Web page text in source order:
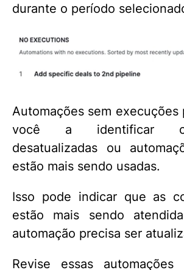
durante o período
Automações sem execuções
você a identificar
desatualizadas ou
estão mais sendo usadas.
Isso pode indicar que as
estão mais sendo
automação precisa ser
Revise essas automações